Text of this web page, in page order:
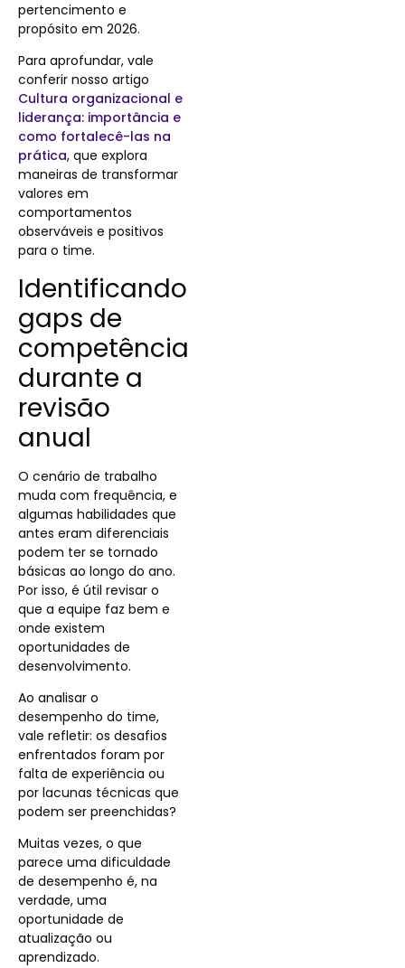
pertencimento e
propósito em 2026.
Para aprofundar, vale
conferir nosso artigo
Cultura organizacional e
liderança: importância e
como fortalecê-las na
prática, que explora
maneiras de transformar
valores em
comportamentos
observáveis e positivos
para o time.
Identificando
gaps de
competência
durante a
revisão
anual
O cenário de trabalho
muda com frequência, e
algumas habilidades que
antes eram diferenciais
podem ter se tornado
básicas ao longo do ano.
Por isso, é útil revisar o
que a equipe faz bem e
onde existem
oportunidades de
desenvolvimento.
Ao analisar o
desempenho do time,
vale refletir: os desafios
enfrentados foram por
falta de experiência ou
por lacunas técnicas que
podem ser preenchidas?
Muitas vezes, o que
parece uma dificuldade
de desempenho é, na
verdade, uma
oportunidade de
atualização ou
aprendizado.